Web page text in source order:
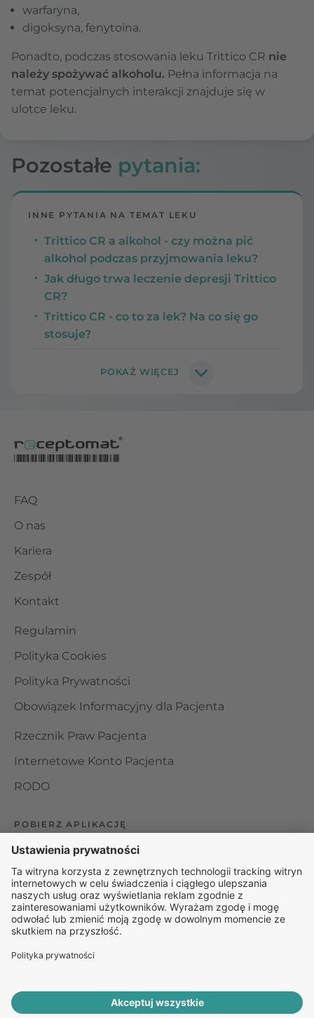
warfaryna,
digoksyna, fenytoina.
Ponadto, podczas stosowania leku Trittico CR nie
należy spożywać alkoholu. Pełna informacja na
temat potencjalnych interakcji znajduje się w
ulotce leku.
Pozostałe pytania:
INNE PYTANIA NA TEMAT LEKU
Trittico CR a alkohol - czy można pić
alkohol podczas przyjmowania leku?
Jak długo trwa leczenie depresji Trittico
CR?
Trittico CR - co to za lek? Na co się go
stosuje?
FAQ
O nas
Kariera
Zespół
Kontakt
Regulamin
Polityka Cookies
Polityka Prywatności
Obowiązek Informacyjny dla Pacjenta
Rzecznik Praw Pacjenta
Internetowe Konto Pacjenta
RODO
POBIERZ APLIKACJĘ
Organizator udzielania świadczeń telemedycznych jest
podmiotem leczniczym w rozumieniu ustawy z dnia 15
kwietnia 2011 roku o działalności leczniczej, wpisanym do
rejestru podmiotów wykonujących działalność leczniczą pod
numerem: 000000229172.